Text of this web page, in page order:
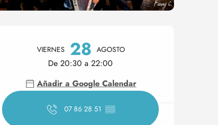
Horarios y datos de
VIERNES 28 AGOSTO
De 20:30 a 22:00
Añadir a Google Calendar
07 86 28 51 ▒▒